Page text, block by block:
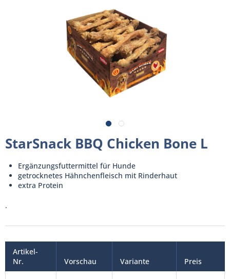
StarSnack BBQ Chicken Bone L
Ergänzungsfuttermittel für Hunde
getrocknetes Hähnchenfleisch mit Rinderhaut
extra Protein
.
Artikel-
Nr.
Vorschau Variante Preis